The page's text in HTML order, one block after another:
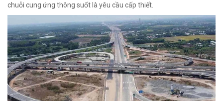
chuỗi cung ứng thông suốt là yêu cầu cấp thiết.